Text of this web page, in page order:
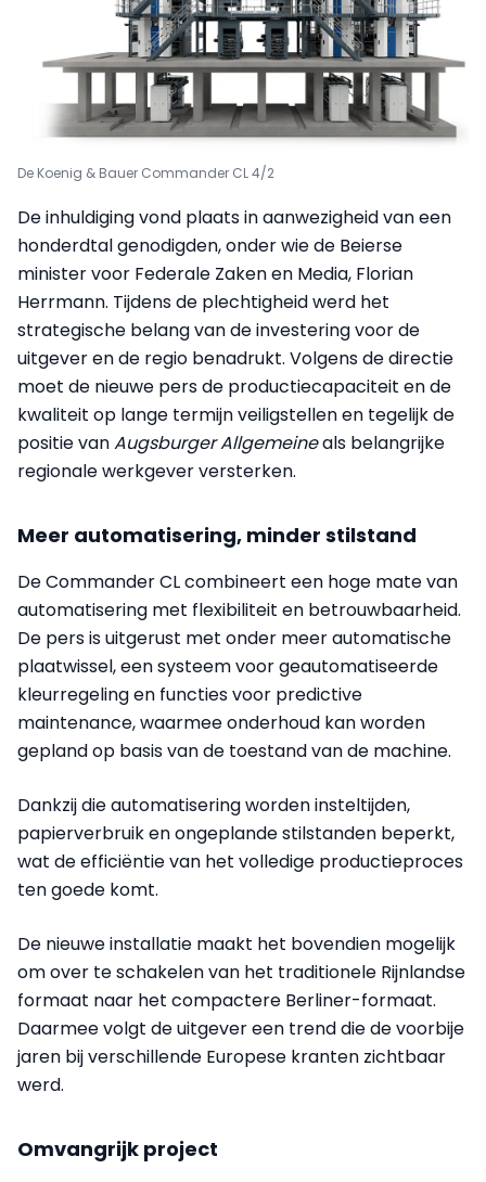
De Koenig & Bauer Commander CL 4/2
De inhuldiging vond plaats in aanwezigheid van een
honderdtal genodigden, onder wie de Beierse
minister voor Federale Zaken en Media, Florian
Herrmann. Tijdens de plechtigheid werd het
strategische belang van de investering voor de
uitgever en de regio benadrukt. Volgens de directie
moet de nieuwe pers de productiecapaciteit en de
kwaliteit op lange termijn veiligstellen en tegelijk de
positie vanAugsburger Allgemeineals belangrijke
regionale werkgever versterken.
Meer automatisering, minder stilstand
De Commander CL combineert een hoge mate van
automatisering met flexibiliteit en betrouwbaarheid.
De pers is uitgerust met onder meer automatische
plaatwissel, een systeem voor geautomatiseerde
kleurregeling en functies voor predictive
maintenance, waarmee onderhoud kan worden
gepland op basis van de toestand van de machine.
Dankzij die automatisering worden insteltijden,
papierverbruik en ongeplande stilstanden beperkt,
wat de efficiëntie van het volledige productieproces
ten goede komt.
De nieuwe installatie maakt het bovendien mogelijk
om over te schakelen van het traditionele Rijnlandse
formaat naar het compactere Berliner-formaat.
Daarmee volgt de uitgever een trend die de voorbije
jaren bij verschillende Europese kranten zichtbaar
werd.
Omvangrijk project